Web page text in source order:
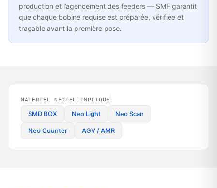
production et l’agencement des feeders — SMF garantit
que chaque bobine requise est préparée, vérifiée et
traçable avant la première pose.
MATÉRIEL NEOTEL IMPLIQUÉ
SMD BOX Neo Light Neo Scan
Neo Counter AGV / AMR